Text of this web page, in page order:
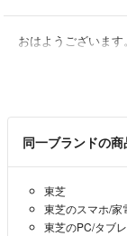
おはようございます。
ＨＤＤが温もれば
それでよろしけれ
出品者 みなとや- 約
同一ブランドの商
東芝
東芝のスマホ/家
東芝のPC/タブ